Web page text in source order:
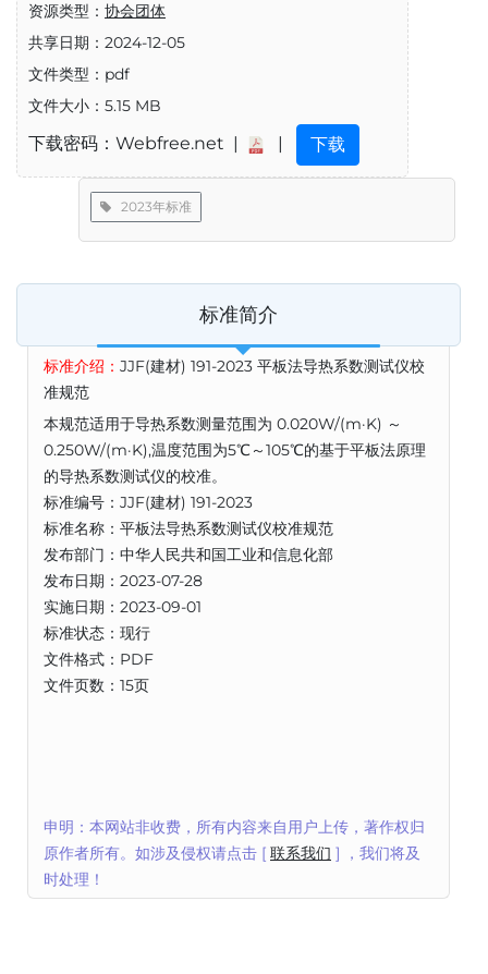
资源类型： 协会团体
共享日期：2024-12-05
文件类型：pdf
文件大小：5.15 MB
下载密码：Webfree.net | | 下载
2023年标准
标准简介
标准介绍： JJF(建材) 191-2023 平板法导热系数测试仪校
准规范
本规范适用于导热系数测量范围为 0.020W/(m·K) ～
0.250W/(m·K),温度范围为5℃～105℃的基于平板法原理
的导热系数测试仪的校准。
标准编号：JJF(建材) 191-2023
标准名称：平板法导热系数测试仪校准规范
发布部门：中华人民共和国工业和信息化部
发布日期：2023-07-28
实施日期：2023-09-01
标准状态：现行
文件格式：PDF
文件页数：15页
申明：本网站非收费，所有内容来自用户上传，著作权归
原作者所有。如涉及侵权请点击 [ 联系我们 ] ，我们将及
时处理！